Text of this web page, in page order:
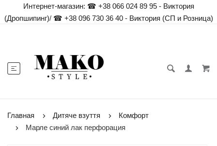
Интернет-магазин: ☎ +38 066 024 89 95 - Виктория
(Дропшипинг)/☎ +38 096 730 36 40 - Виктория (СП и Розница)
Главная Дитяче взуття
Комфорт
Марле синий лак перфорация